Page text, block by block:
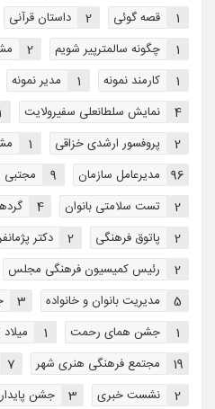
قصه گوئی 1 داستان قرآنی 2
چگونه سالمترپیر شویم 1
2
کارمند نمونه 1 مدیر نمونه 1
نمایش سلطانعلی سفیرولایت 4
پروفسور ارشدی خزاقی 2
1
مدیرعامل سازمان 96 مجتبی 9
تست سلامتی بانوان 2
4
پاتوق فرهنگی 2 دکتر 2
رئیس کمیسیون فرهنگی مجلس 2
مدیریت بانوان و خانواده 5
3
جشن همای رحمت 1
1
مجتمع فرهنگی هنری شهر 19
7
نشست خبری 2 جشن 3